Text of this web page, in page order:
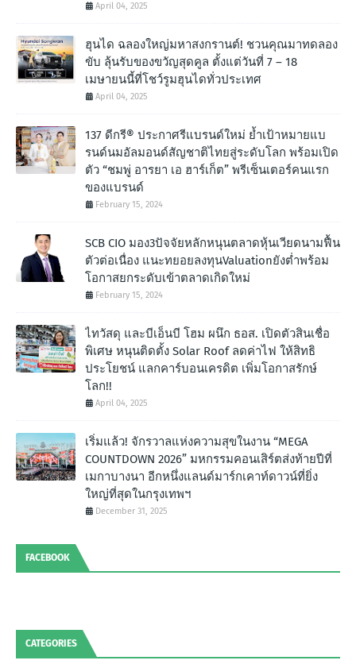
April 04, 2025
ฮุนได ฉลองใหญ่มหาสงกรานต์! ชวนคุณมาทดลอง
ขับ ลุ้นรับของขวัญสุดคูล ตั้งแต่วันที่ 7 – 18
เมษายนนี้ที่โชว์รูมฮุนไดทั่วประเทศ
April 04, 2025
137 ดีกรี® ประกาศรีแบรนด์ใหม่ ย้ำเป้าหมายแบ
รนด์นมอัลมอนด์สัญชาติไทยสู่ระดับโลก พร้อมเปิด
ตัว “ชมพู่ อารยา เอ ฮาร์เก็ต” พรีเซ็นเตอร์คนแรก
ของแบรนด์
February 15, 2024
SCB CIO มอง3ปัจจัยหลักหนุนตลาดหุ้นเวียดนามฟื้น
ตัวต่อเนื่อง แนะทยอยลงทุนValuationยังต่ำพร้อม
โอกาสยกระดับเข้าตลาดเกิดใหม่
February 15, 2024
ไทวัสดุ และบีเอ็นบี โฮม ผนึก ธอส. เปิดตัวสินเชื่อ
พิเศษ หนุนติดตั้ง Solar Roof ลดค่าไฟ ให้สิทธิ
ประโยชน์ แลกคาร์บอนเครดิต เพิ่มโอกาสรักษ์
โลก!!
April 04, 2025
เริ่มแล้ว! จักรวาลแห่งความสุขในงาน “MEGA
COUNTDOWN 2026” มหกรรมคอนเสิร์ตส่งท้ายปีที่
เมกาบางนา อีกหนึ่งแลนด์มาร์กเคาท์ดาวน์ที่ยิ่ง
ใหญ่ที่สุดในกรุงเทพฯ
December 31, 2025
FACEBOOK
CATEGORIES